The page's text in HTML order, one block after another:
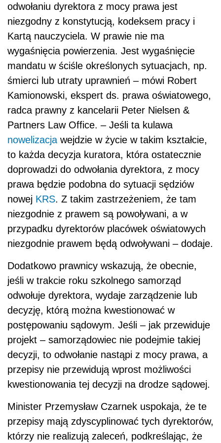
odwołaniu dyrektora z mocy prawa jest
niezgodny z konstytucją, kodeksem pracy i
Kartą nauczyciela. W prawie nie ma
wygaśnięcia powierzenia. Jest wygaśnięcie
mandatu w ściśle określonych sytuacjach, np.
śmierci lub utraty uprawnień – mówi Robert
Kamionowski, ekspert ds. prawa oświatowego,
radca prawny z kancelarii Peter Nielsen &
Partners Law Office. – Jeśli ta kulawa
nowelizacjawejdzie w życie w takim kształcie,
to każda decyzja kuratora, która ostatecznie
doprowadzi do odwołania dyrektora, z mocy
prawa będzie podobna do sytuacji sędziów
nowej KRS. Z takim zastrzeżeniem, że tam
niezgodnie z prawem są powoływani, a w
przypadku dyrektorów placówek oświatowych
niezgodnie prawem będą odwoływani – dodaje.
Dodatkowo prawnicy wskazują, że obecnie,
jeśli w trakcie roku szkolnego samorząd
odwołuje dyrektora, wydaje zarządzenie lub
decyzję, którą można kwestionować w
postępowaniu sądowym. Jeśli – jak przewiduje
projekt – samorządowiec nie podejmie takiej
decyzji, to odwołanie nastąpi z mocy prawa, a
przepisy nie przewidują wprost możliwości
kwestionowania tej decyzji na drodze sądowej.
Minister Przemysław Czarnek uspokaja, że te
przepisy mają zdyscyplinować tych dyrektorów,
którzy nie realizują zaleceń, podkreślając, że